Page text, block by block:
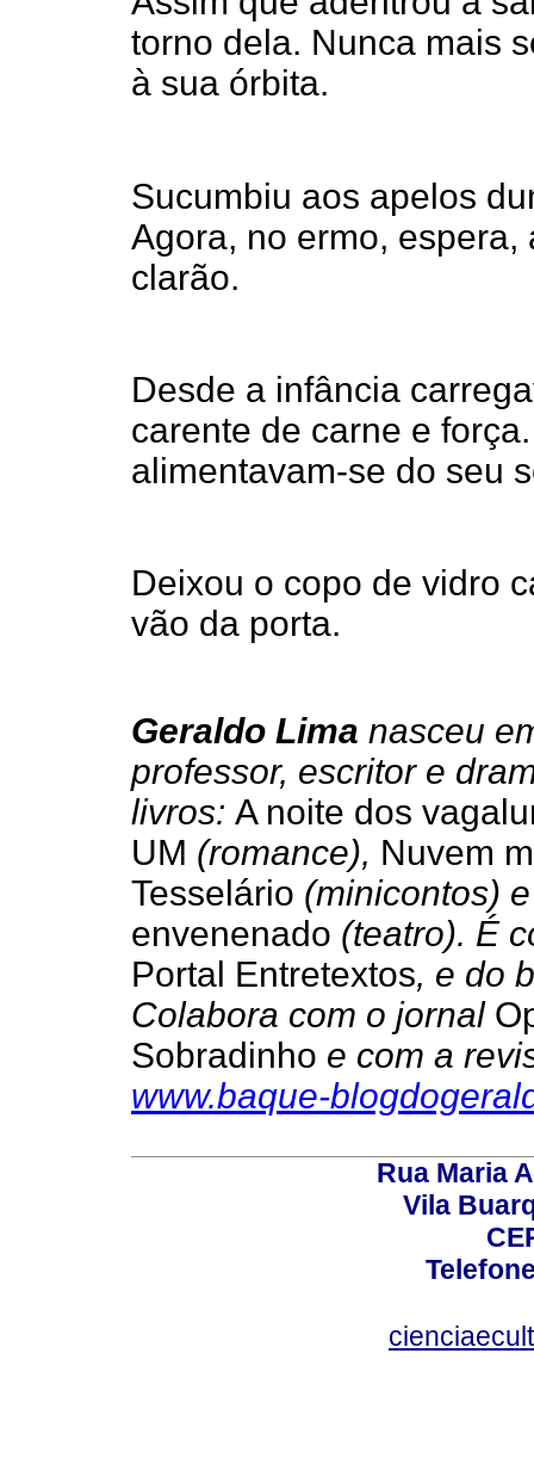
torno dela. Nunca mais
à sua órbita.
Sucumbiu aos apelos
Agora, no ermo,
clarão.
Desde a infância
carente de carne e
alimentavam-se do seu
Deixou o copo de vidro
vão da porta.
Geraldo Lima nasceu
professor, escritor e
livros: A noite dos
UM (romance), Nuvem
Tesselário (minicontos)
envenenado (teatro). É
Portal Entretextos, e do
Colabora com o jornal
Sobradinho e com a
www.baque-
Rua Maria
Vila